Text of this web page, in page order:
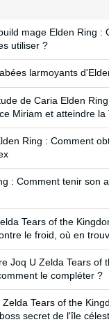
mage Elden Ring :
utiliser ?
larmoyants
de Caria Elden
Miriam et atteindre la
Ring : Comment
: Comment tenir son
Tears of the
le froid, où en
Joq U Zelda Tears of
le compléter ?
Zelda Tears of the
secret de l'île